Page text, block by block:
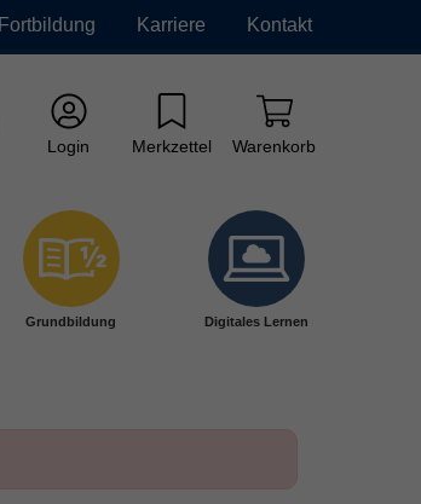
Fortbildung Karriere Kontakt
Login Merkzettel Warenkorb
Grundbildung Digitales Lernen